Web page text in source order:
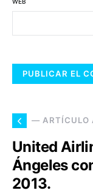
— ARTÍCULO
United
Ángeles
2013.